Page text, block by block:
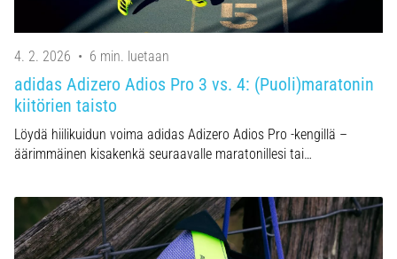
4. 2. 2026 • 6 min. luetaan
adidas Adizero Adios Pro 3 vs. 4: (Puoli)maratonin
kiitörien taisto
Löydä hiilikuidun voima adidas Adizero Adios Pro -kengillä –
äärimmäinen kisakenkä seuraavalle maratonillesi tai…